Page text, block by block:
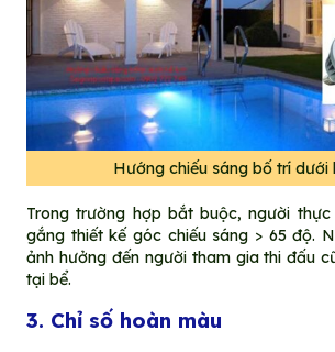
Hướng chiếu sáng bố trí dưới
Trong trường hợp bắt buộc, người
gắng thiết kế góc chiếu sáng > 65 độ.
ảnh hưởng đến người tham gia thi đấu
tại bể.
3. Chỉ số hoàn màu